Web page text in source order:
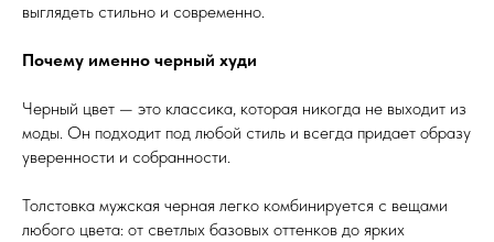
выглядеть стильно и современно.
Почему именно черный худи
Черный цвет — это классика, которая никогда не выходит из
моды. Он подходит под любой стиль и всегда придает образу
уверенности и собранности.
Толстовка мужская черная легко комбинируется с вещами
любого цвета: от светлых базовых оттенков до ярких